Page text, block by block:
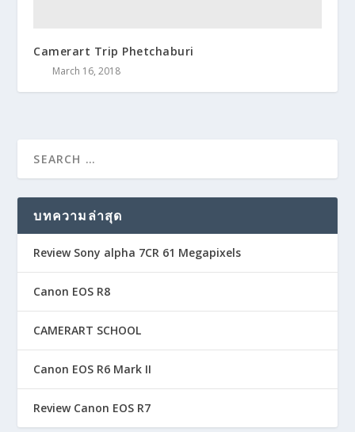
Camerart Trip Phetchaburi
March 16, 2018
บทความล่าสุด
Review Sony alpha 7CR 61 Megapixels
Canon EOS R8
CAMERART SCHOOL
Canon EOS R6 Mark II
Review Canon EOS R7